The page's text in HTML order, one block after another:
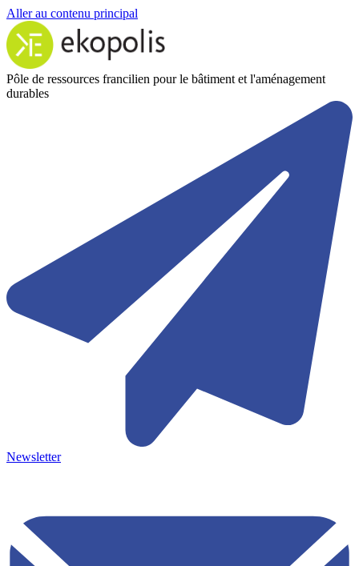
Aller au contenu principal
Pôle de ressources francilien pour le bâtiment et l'aménagement
durables
Newsletter